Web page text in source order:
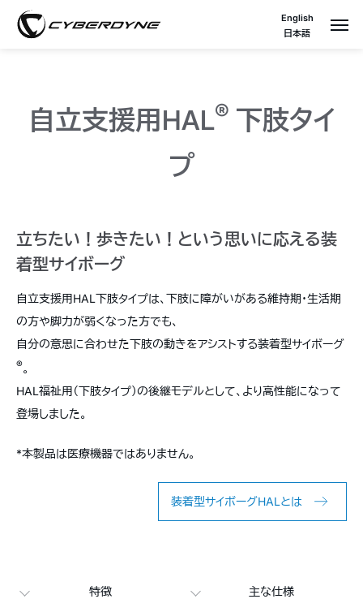
English
日本語
自立支援用HAL® 下肢タイ
プ
立ちたい！歩きたい！という思いに応える装
着型サイボーグ
自立支援用HAL下肢タイプは、下肢に障がいがある維持期・生活期
の方や脚力が弱くなった方でも、
自分の意思に合わせた下肢の動きをアシストする装着型サイボーグ
®。
HAL福祉用（下肢タイプ）の後継モデルとして、より高性能になって
登場しました。
*本製品は医療機器ではありません。
装着型サイボーグHALとは
特徴 主な仕様